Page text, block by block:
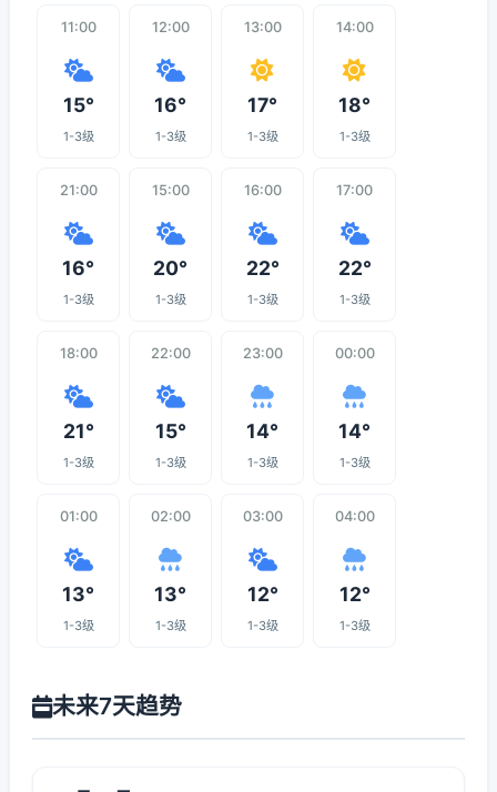
11:00
15°
1-3级
12:00
16°
1-3级
13:00
17°
1-3级
14:00
18°
1-3级
21:00
16°
1-3级
15:00
20°
1-3级
16:00
22°
1-3级
17:00
22°
1-3级
18:00
21°
1-3级
22:00
15°
1-3级
23:00
14°
1-3级
00:00
14°
1-3级
01:00
13°
1-3级
02:00
13°
1-3级
03:00
12°
1-3级
04:00
12°
1-3级
未来7天趋势